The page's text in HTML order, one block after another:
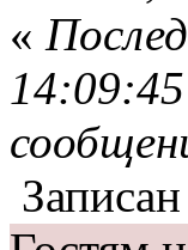
«
Записан